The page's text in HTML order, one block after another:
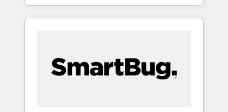
Claude等をHubSpotと連携させ、役割定義・運
用ルール・成果指標まで含めて設計します。 3️⃣
PMOとして主導。「設定の代行ではなく、設計
の責任」を引き受け、部門横断の統合・浸透・
OS) to align your leadership and engineer a
portal that drives predictable revenue
and Story to stop "accelerating a mess." ⚙️
Elite Engineering & AI Scalable Architecture: